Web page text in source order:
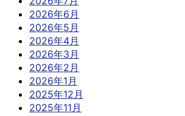
2026年6月
2026年5月
2026年4月
2026年3月
2026年2月
2026年1月
2025年12月
2025年11月